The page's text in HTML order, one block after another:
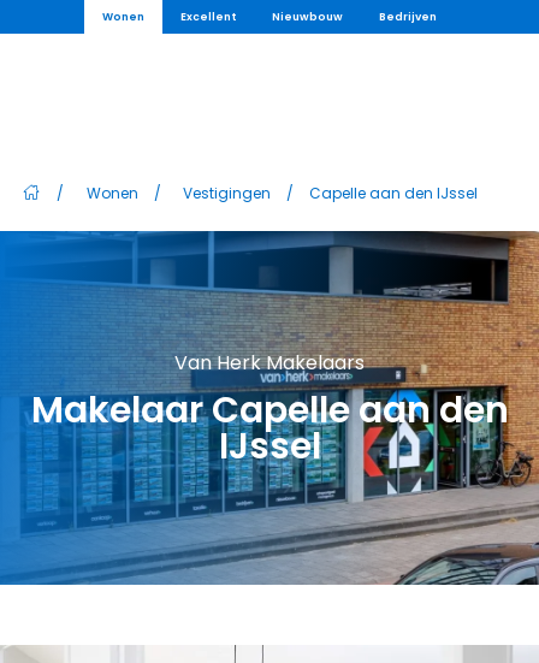
Wonen Excellent Nieuwbouw Bedrijven
/ Wonen / Vestigingen / Capelle aan den IJssel
Van Herk Makelaars
Makelaar Capelle aan den
IJssel